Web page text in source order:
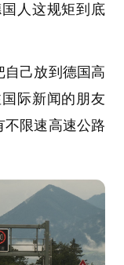
人这规矩到底
己放到德国高
际新闻的朋友
限速高速公路